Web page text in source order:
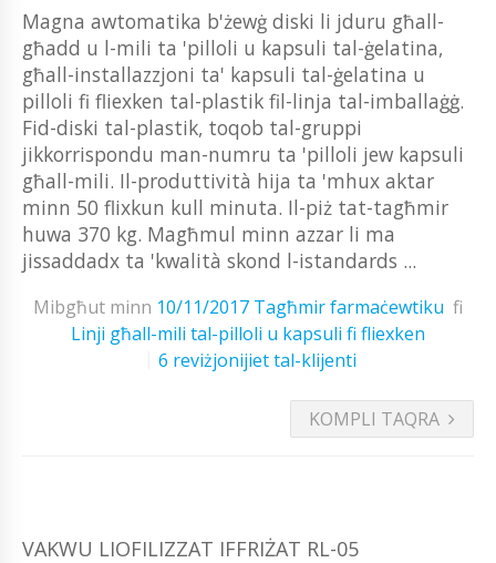
Magna awtomatika b'żewġ diski li jduru għall-
għadd u l-mili ta 'pilloli u kapsuli tal-ġelatina,
għall-installazzjoni ta' kapsuli tal-ġelatina u
pilloli fi fliexken tal-plastik fil-linja tal-imballaġġ.
Fid-diski tal-plastik, toqob tal-gruppi
jikkorrispondu man-numru ta 'pilloli jew kapsuli
għall-mili. Il-produttività hija ta 'mhux aktar
minn 50 flixkun kull minuta. Il-piż tat-tagħmir
huwa 370 kg. Magħmul minn azzar li ma
jissaddadx ta 'kwalità skond l-istandards ...
Mibgħut minn 10/11/2017 Tagħmir farmaċewtiku fi
Linji għall-mili tal-pilloli u kapsuli fi fliexken
6 reviżjonijiet tal-klijenti
KOMPLI TAQRA
VAKWU LIOFILIZZAT IFFRIŻAT RL-05